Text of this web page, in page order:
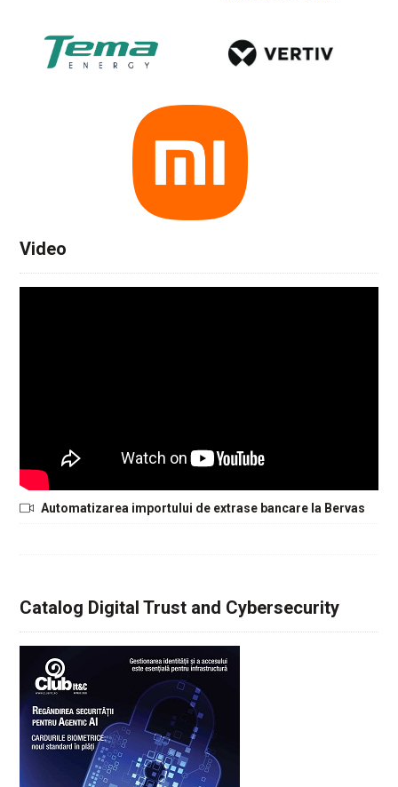
Video
Automatizarea importului de extrase bancare la Bervas
Catalog Digital Trust and Cybersecurity